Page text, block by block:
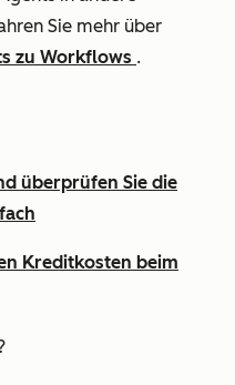
Sie mehr über
zu Workflows .
überprüfen Sie die
Kreditkosten beim